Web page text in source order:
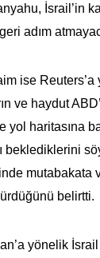
İsrail’in
adım
ise Reuters’a
ve haydut
haritasına
beklediklerini
mutabakata
belirtti.
yönelik İsrail